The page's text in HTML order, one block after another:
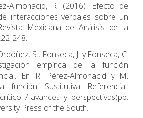
Almonacid, R. (2016). Efecto de
interacciones verbales sobre un
Mexicana de Análisis de la
248.
S., Fonseca, J. y Fonseca, C.
empírica de la función
En R. Pérez-Almonacid y M.
función Sustitutiva Referencial:
/ avances y perspectivas(pp.
Press of the South.